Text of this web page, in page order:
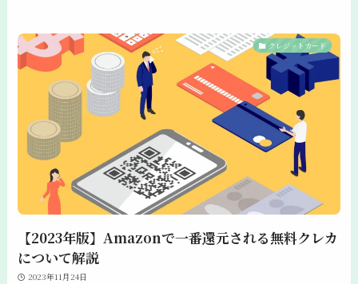
クレジットカード
【2023年版】Amazonで一番還元される無料クレカ
について解説
2023年11月24日